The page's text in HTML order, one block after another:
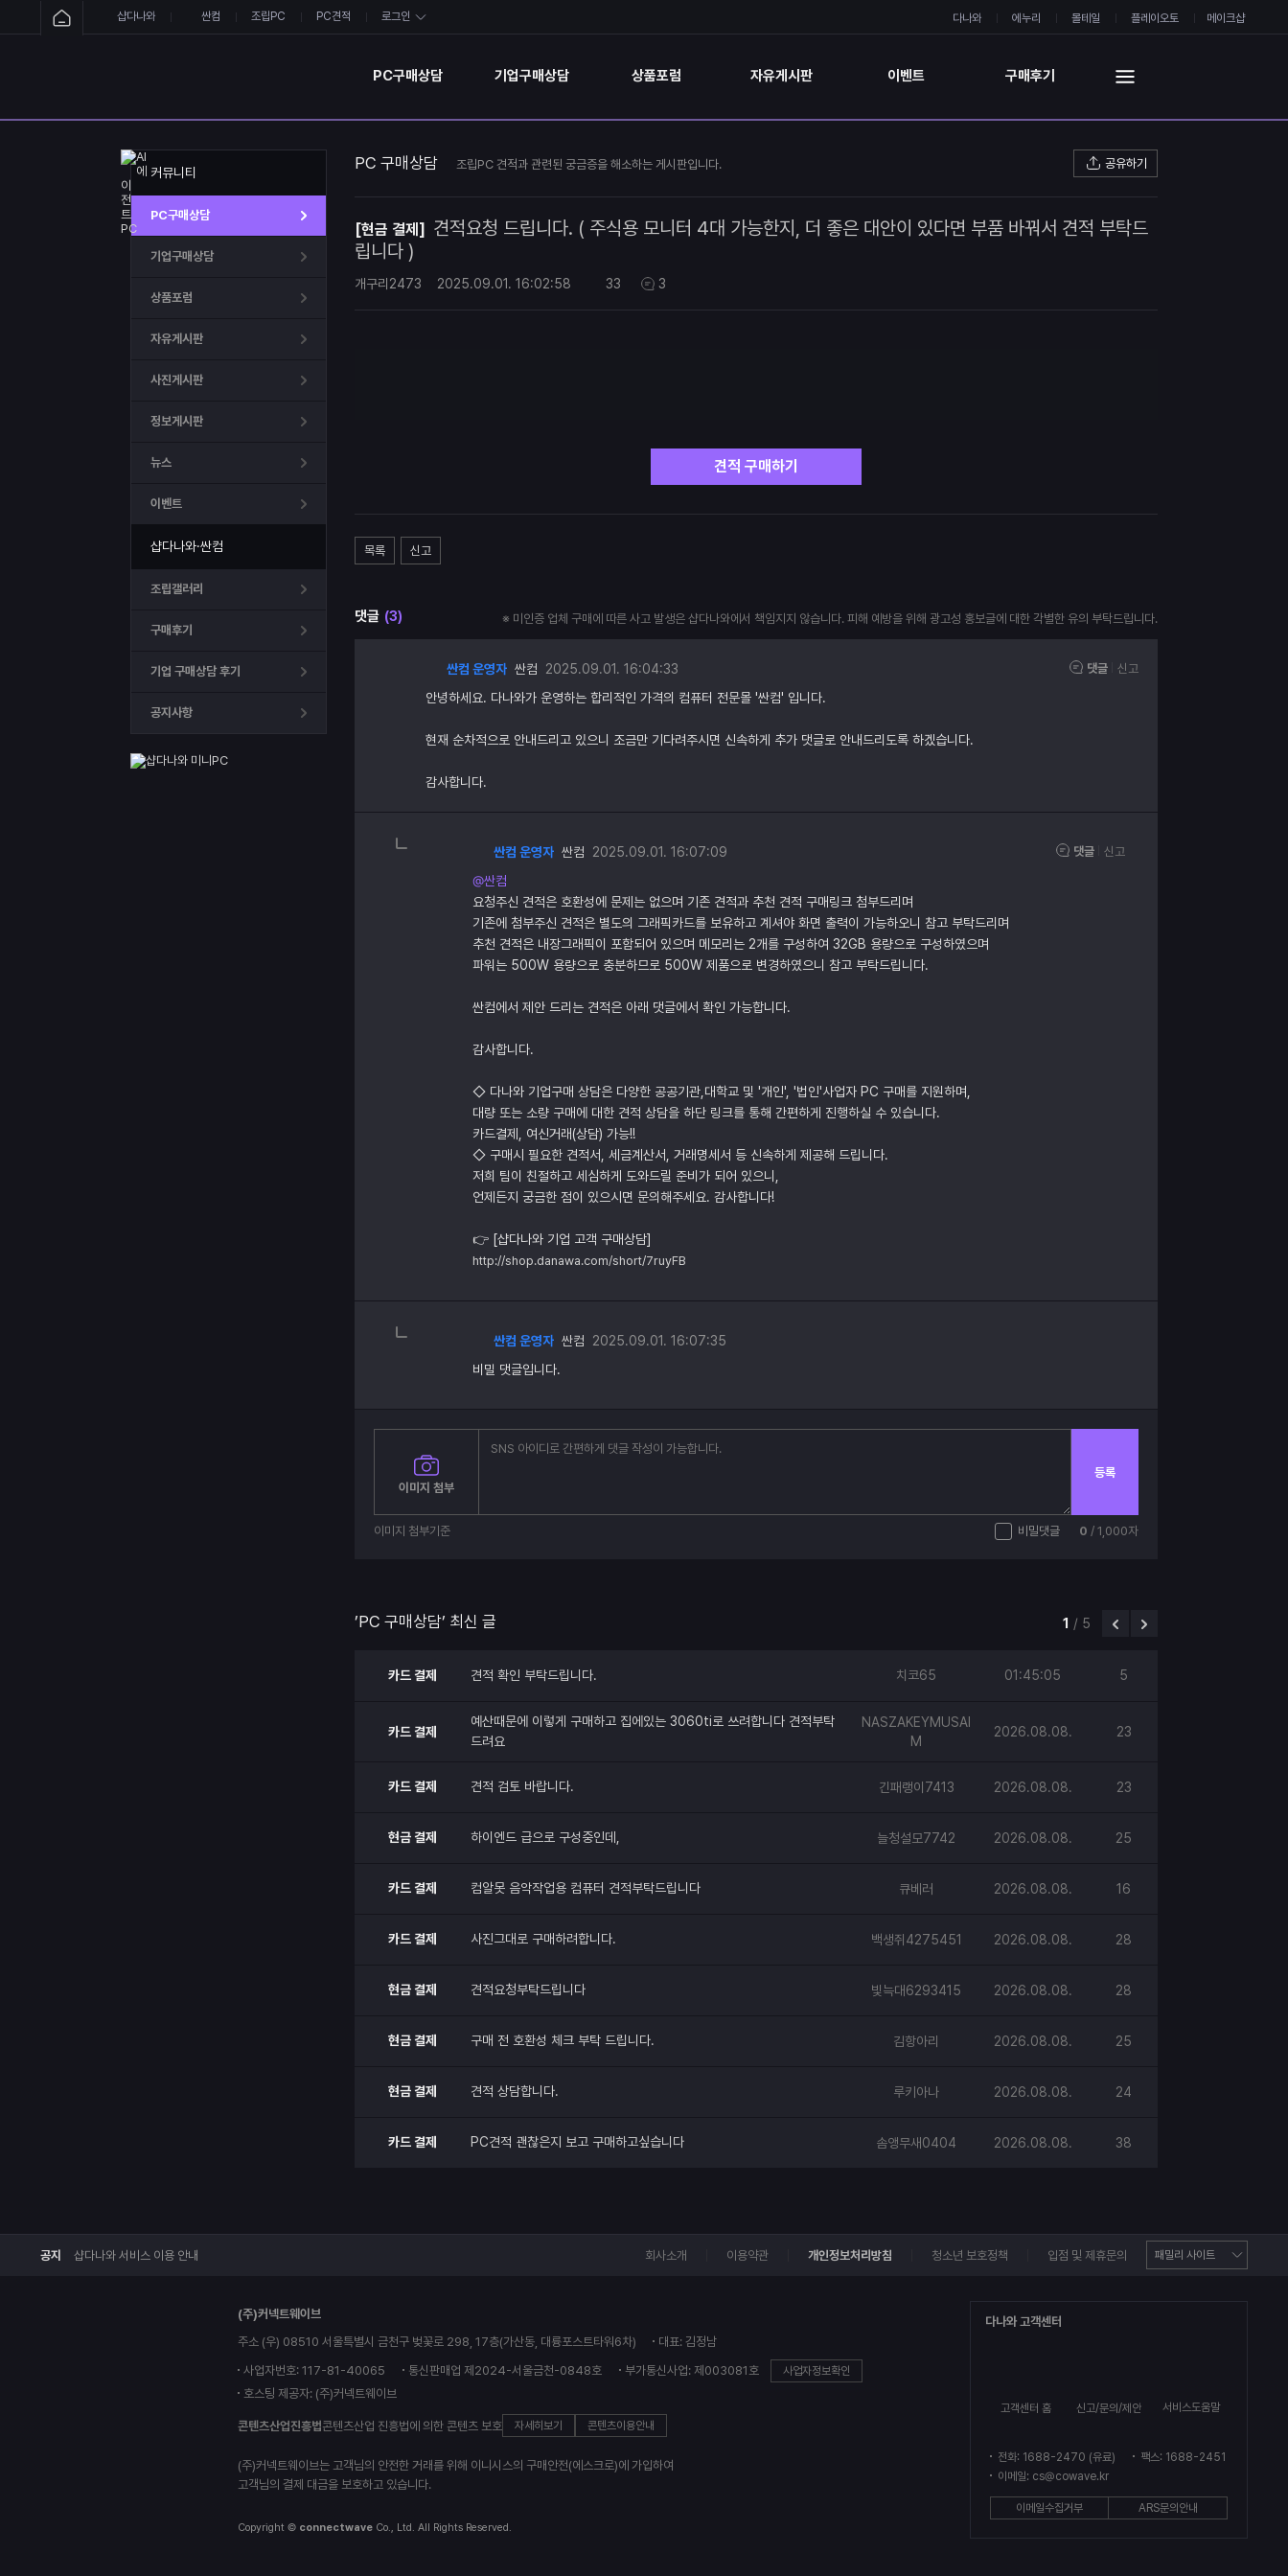
샵다나와 싼컴 조립PC PC견적 로그인 다나와 에누리 몰테일 플레이오토 메이크샵
PC구매상담 기업구매상담 상품포럼 자유게시판 이벤트 구매후기
커뮤니티
PC구매상담
기업구매상담
상품포럼
자유게시판
사진게시판
정보게시판
뉴스
이벤트
샵다나와·싼컴
조립갤러리
구매후기
기업 구매상담 후기
공지사항
PC 구매상담 조립PC 견적과 관련된 궁금증을 해소하는 게시판입니다. 공유하기
[현금 결제] 견적요청 드립니다. ( 주식용 모니터 4대 가능한지, 더 좋은 대안이 있다면 부품 바꿔서 견적 부탁드
립니다 )
개구리2473 2025.09.01. 16:02:58 33 3
견적 구매하기
목록 신고
댓글 (3) ※ 미인증 업체 구매에 따른 사고 발생은 샵다나와에서 책임지지 않습니다. 피해 예방을 위해 광고성 홍보글에 대한 각별한 유의 부탁드립니다.
싼컴 운영자 싼컴 2025.09.01. 16:04:33 댓글 신고
안녕하세요. 다나와가 운영하는 합리적인 가격의 컴퓨터 전문몰 '싼컴' 입니다.
현재 순차적으로 안내드리고 있으니 조금만 기다려주시면 신속하게 추가 댓글로 안내드리도록 하겠습니다.
감사합니다.
싼컴 운영자 싼컴 2025.09.01. 16:07:09 댓글 신고
@싼컴
요청주신 견적은 호환성에 문제는 없으며 기존 견적과 추천 견적 구매링크 첨부드리며
기존에 첨부주신 견적은 별도의 그래픽카드를 보유하고 계셔야 화면 출력이 가능하오니 참고 부탁드리며
추천 견적은 내장그래픽이 포함되어 있으며 메모리는 2개를 구성하여 32GB 용량으로 구성하였으며
파워는 500W 용량으로 충분하므로 500W 제품으로 변경하였으니 참고 부탁드립니다.
싼컴에서 제안 드리는 견적은 아래 댓글에서 확인 가능합니다.
감사합니다.
◇ 다나와 기업구매 상담은 다양한 공공기관,대학교 및 '개인', '법인'사업자 PC 구매를 지원하며,
대량 또는 소량 구매에 대한 견적 상담을 하단 링크를 통해 간편하게 진행하실 수 있습니다.
카드결제, 여신거래(상담) 가능!!
◇ 구매시 필요한 견적서, 세금계산서, 거래명세서 등 신속하게 제공해 드립니다.
저희 팀이 친절하고 세심하게 도와드릴 준비가 되어 있으니,
언제든지 궁금한 점이 있으시면 문의해주세요. 감사합니다!
👉 [샵다나와 기업 고객 구매상담]
http://shop.danawa.com/short/7ruyFB
싼컴 운영자 싼컴
2025.09.01. 16:07:35
비밀 댓글입니다.
이미지 첨부
등록
이미지 첨부기준 비밀댓글 0 / 1,000자
’PC 구매상담’ 최신 글 1 / 5
카드 결제 견적 확인 부탁드립니다. 치코65 01:45:05 5
카드 결제
예산때문에 이렇게 구매하고 집에있는 3060ti로 쓰려합니다 견적부탁
드려요
NASZAKEYMUSAI
M
2026.08.08. 23
카드 결제 견적 검토 바랍니다. 긴패랭이7413 2026.08.08. 23
현금 결제 하이엔드 급으로 구성중인데, 늘청설모7742 2026.08.08. 25
카드 결제 컴알못 음악작업용 컴퓨터 견적부탁드립니다 큐베러 2026.08.08. 16
카드 결제 사진그대로 구매하려합니다. 백생쥐4275451 2026.08.08. 28
현금 결제 견적요청부탁드립니다 빛늑대6293415 2026.08.08. 28
현금 결제 구매 전 호환성 체크 부탁 드립니다. 김항아리 2026.08.08. 25
현금 결제 견적 상담합니다. 루키아나 2026.08.08. 24
카드 결제 PC견적 괜찮은지 보고 구매하고싶습니다 솜앵무새0404 2026.08.08. 38
공지 샵다나와 서비스 이용 안내 회사소개 이용약관 개인정보처리방침 청소년 보호정책 입점 및 제휴문의
(주)커넥트웨이브
주소 (우) 08510 서울특별시 금천구 벚꽃로 298, 17층(가산동, 대륭포스트타워6차)
대표: 김정남
사업자번호: 117-81-40065
통신판매업 제2024-서울금천-0848호 부가통신사업: 제003081호 사업자정보확인
호스팅 제공자: (주)커넥트웨이브
콘텐츠산업진흥법콘텐츠산업 진흥법에 의한 콘텐츠 보호 자세히보기 콘텐츠이용안내
(주)커넥트웨이브는 고객님의 안전한 거래를 위해 이니시스의 구매안전(에스크로)에 가입하여
고객님의 결제 대금을 보호하고 있습니다.
Copyright © connectwave Co., Ltd. All Rights Reserved.
다나와 고객센터
고객센터 홈 신고/문의/제안 서비스도움말
전화: 1688-2470 (유료)
팩스: 1688-2451
이메일: cs@cowave.kr
이메일수집거부 ARS문의안내